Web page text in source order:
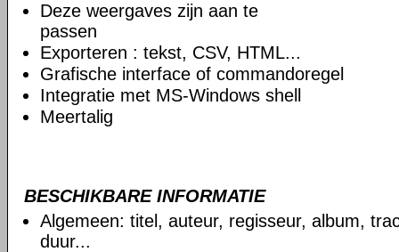
Deze weergaves zijn aan te
passen
Exporteren : tekst, CSV, HTML...
Grafische interface of commandoregel
Integratie met MS-Windows shell
Meertalig
BESCHIKBARE INFORMATIE
Algemeen: titel, auteur, regisseur, album,
duur...